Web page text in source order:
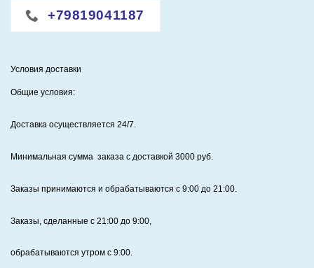
+79819041187
Условия доставки
Общие условия:
Доставка осуществляется 24/7.
Минимальная сумма заказа с доставкой 3000 руб.
Заказы принимаются и обрабатываются с 9:00 до 21:00.
Заказы, сделанные с 21:00 до 9:00,
обрабатываются утром с 9:00.